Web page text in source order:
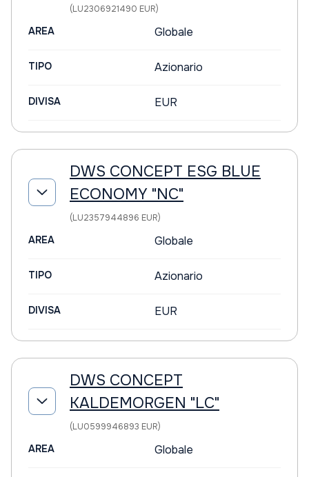
(LU2306921490 EUR)
AREA Globale
TIPO Azionario
DIVISA EUR
DWS CONCEPT ESG BLUE
ECONOMY "NC"
(LU2357944896 EUR)
AREA Globale
TIPO Azionario
DIVISA EUR
DWS CONCEPT
KALDEMORGEN "LC"
(LU0599946893 EUR)
AREA Globale